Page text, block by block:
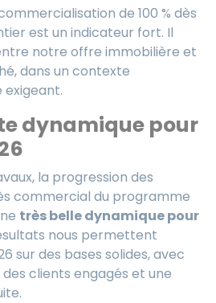
de 100 % dès
est un indicateur fort. Il
notre offre immobilière et
dans un contexte
exigeant.
dynamique pour
la progression des
commercial du programme
très belle dynamique pour
nous permettent
sur des bases solides, avec
clients engagés et une